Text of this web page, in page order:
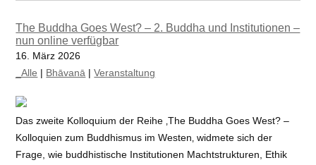
The Buddha Goes West? – 2. Buddha und Institutionen –
nun online verfügbar
16. März 2026
_Alle | Bhāvanā |Veranstaltung
Das zweite Kolloquium der Reihe ‚The Buddha Goes West? –
Kolloquien zum Buddhismus im Westen‚ widmete sich der
Frage, wie buddhistische Institutionen Machtstrukturen, Ethik